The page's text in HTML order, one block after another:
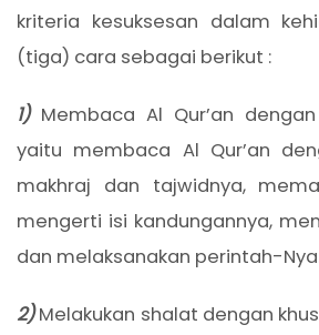
kriteria kesuksesan dalam
(tiga) cara sebagai berikut :
1)Membaca Al Qur’an
yaitu membaca Al Qur’an
makhraj dan tajwidnya,
mengerti isi kandungannya,
dan melaksanakan perintah-
2)Melakukan shalat dengan